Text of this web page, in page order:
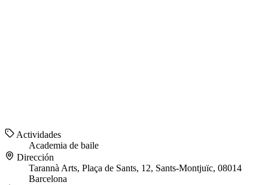
Actividades
Academia de baile
Dirección
Tarannà Arts, Plaça de Sants, 12, Sants-Montjuïc, 08014
Barcelona